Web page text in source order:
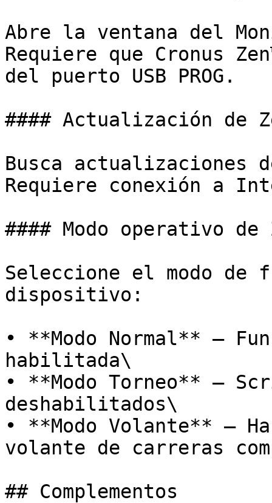
Abre la ventana del
Requiere que Cronus
del puerto USB PROG.
#### Actualización de
Busca actualizaciones
Requiere conexión a
#### Modo operativo de
Seleccione el modo de
dispositivo:
• **Modo Normal** –
habilitada\
• **Modo Torneo** –
deshabilitados\
• **Modo Volante** –
volante de carreras
## Complementos